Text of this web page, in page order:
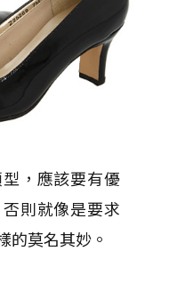
，應該要有優
則就像是要求
的莫名其妙。